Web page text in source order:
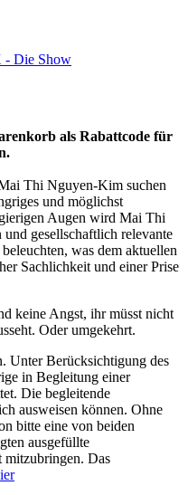
Die Show
als Rabattcode für
Thi Nguyen-Kim suchen
und möglichst
Augen wird Mai Thi
gesellschaftlich relevante
was dem aktuellen
Sachlichkeit und einer Prise
keine Angst, ihr müsst nicht
Oder umgekehrt.
Unter Berücksichtigung des
in Begleitung einer
Die begleitende
ausweisen können. Ohne
bitte eine von beiden
ausgefüllte
mitzubringen. Das